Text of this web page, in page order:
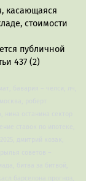
касающаяся
стоимости
публичной
437 (2)